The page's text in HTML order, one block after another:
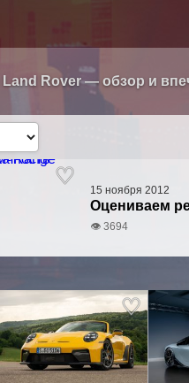
Land Rover — обзор и
15 ноября 2012
Оцениваем
👁 3694